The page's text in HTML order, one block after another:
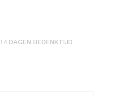
14 DAGEN BEDENKTIJD